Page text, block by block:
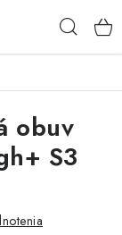
obuv
S3